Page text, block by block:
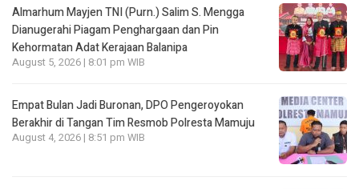
Almarhum Mayjen TNI (Purn.) Salim S. Mengga
Dianugerahi Piagam Penghargaan dan Pin
Kehormatan Adat Kerajaan Balanipa
August 5, 2026 | 8:01 pm WIB
Empat Bulan Jadi Buronan, DPO Pengeroyokan
Berakhir di Tangan Tim Resmob Polresta Mamuju
August 4, 2026 | 8:51 pm WIB